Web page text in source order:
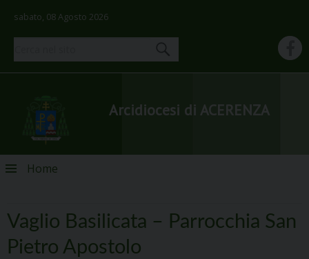
sabato, 08 Agosto 2026
Arcidiocesi di ACERENZA
Skip
Home
Vaglio Basilicata – Parrocchia San
Pietro Apostolo